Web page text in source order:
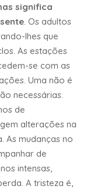
significa
. Os adultos
lhes que
As estações
se com as
Uma não é
necessárias.
de
alterações na
As mudanças no
de
intensas,
A tristeza é,